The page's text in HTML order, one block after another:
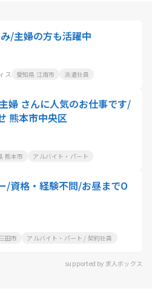
/主婦の方も活躍中
ス 愛知県 江南市 派遣社員
婦 さんに人気のお仕事です/
熊本市中央区
熊本市 アルバイト・パート
/資格・経験不問/お昼までO
田市 アルバイト・パート / 契約社員
supported by 求人ボックス